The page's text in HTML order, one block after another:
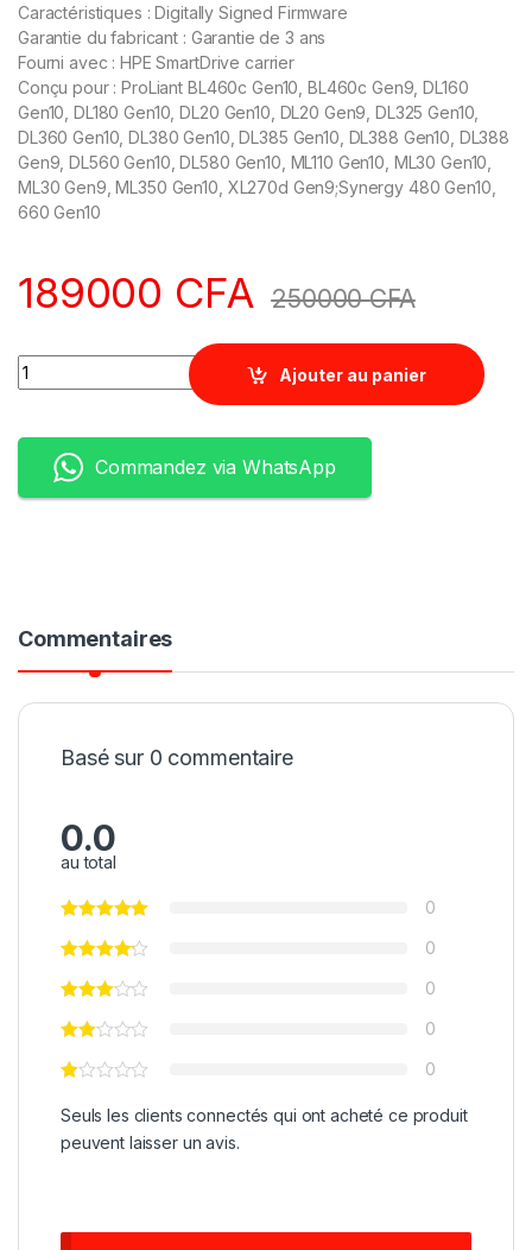
Caractéristiques : Digitally Signed Firmware
Garantie du fabricant : Garantie de 3 ans
Fourni avec : HPE SmartDrive carrier
Conçu pour : ProLiant BL460c Gen10, BL460c Gen9, DL160
Gen10, DL180 Gen10, DL20 Gen10, DL20 Gen9, DL325 Gen10,
DL360 Gen10, DL380 Gen10, DL385 Gen10, DL388 Gen10, DL388
Gen9, DL560 Gen10, DL580 Gen10, ML110 Gen10, ML30 Gen10,
ML30 Gen9, ML350 Gen10, XL270d Gen9;Synergy 480 Gen10,
660 Gen10
189000 CFA 250000CFA
Quantity
Ajouter au panier
Commandez via WhatsApp
Commentaires
Basé sur 0 commentaire
0.0
au total
0
0
0
0
0
Seuls les clients connectés qui ont acheté ce produit
peuvent laisser un avis.